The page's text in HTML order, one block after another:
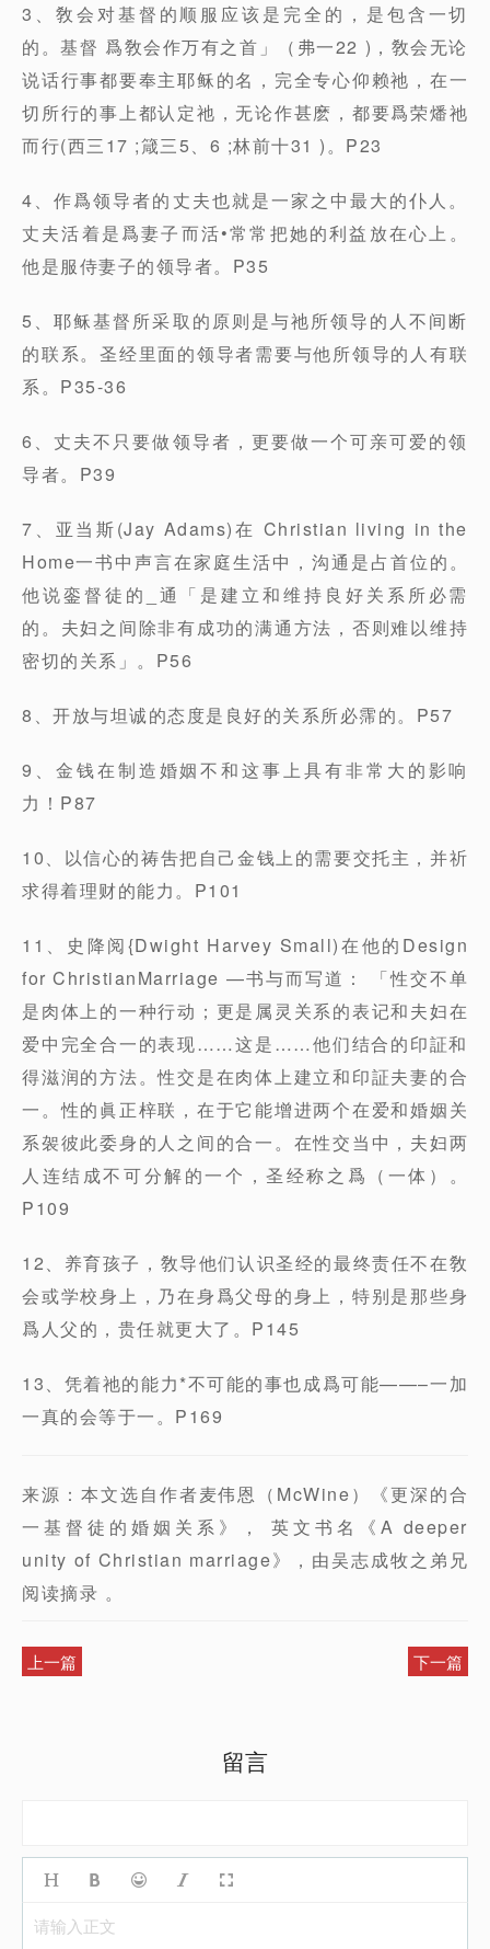
3、敎会对基督的顺服应该是完全的，是包含一切
的。基督 爲敎会作万有之首」（弗一22 )，敎会无论
说话行事都要奉主耶稣的名，完全专心仰赖祂，在一
切所行的事上都认定祂，无论作甚麽，都要爲荣燔祂
而行(西三17 ;箴三5、6 ;林前十31 )。P23
4、作爲领导者的丈夫也就是一家之中最大的仆人。
丈夫活着是爲妻子而活•常常把她的利益放在心上。
他是服侍妻子的领导者。P35
5、耶稣基督所采取的原则是与祂所领导的人不间断
的联系。圣经里面的领导者需要与他所领导的人有联
系。P35-36
6、丈夫不只要做领导者，更要做一个可亲可爱的领
导者。P39
7、亚当斯(Jay Adams)在 Christian living in the
Home一书中声言在家庭生活中，沟通是占首位的。
他说銮督徒的_通「是建立和维持良好关系所必需
的。夫妇之间除非有成功的满通方法，否则难以维持
密切的关系」。P56
8、开放与坦诚的态度是良好的关系所必霈的。P57
9、金钱在制造婚姻不和这事上具有非常大的影响
力！P87
10、以信心的祷吿把自己金钱上的需要交托主，并祈
求得着理财的能力。P101
11、史降阅{Dwight Harvey Small)在他的Design
for ChristianMarriage —书与而写道： 「性交不单
是肉体上的一种行动；更是属灵关系的表记和夫妇在
爱中完全合一的表现……这是……他们结合的印証和
得滋润的方法。性交是在肉体上建立和印証夫妻的合
一。性的眞正梓联，在于它能增进两个在爱和婚姻关
系袈彼此委身的人之间的合一。在性交当中，夫妇两
人连结成不可分解的一个，圣经称之爲（一体）。
P109
12、养育孩子，敎导他们认识圣经的最终责任不在敎
会或学校身上，乃在身爲父母的身上，特别是那些身
爲人父的，贵任就更大了。P145
13、凭着祂的能力*不可能的事也成爲可能——–一加
一真的会等于一。P169
来源：本文选自作者麦伟恩（McWine）《更深的合
一基督徒的婚姻关系》， 英文书名《A deeper
unity of Christian marriage》，由吴志成牧之弟兄
阅读摘录 。
上一篇 下一篇
留言
请输入正文